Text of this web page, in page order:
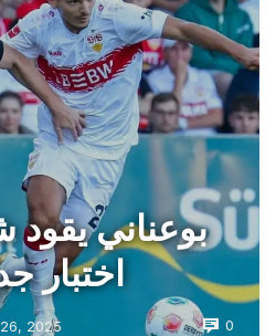
بوعناني
اختبار
2025 0